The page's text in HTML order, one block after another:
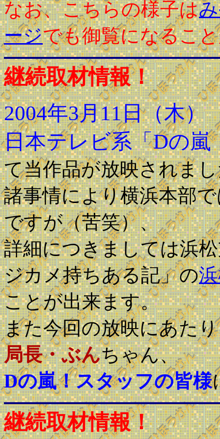
なお、こちらの様子は
ージでも御覧になるこ
継続取材情報！
2004年3月11日（木）
日本テレビ系「Dの嵐
て当作品が放映されま
諸事情により横浜本部
ですが（苦笑）、
詳細につきましては浜
ジカメ持ちある記」の
ことが出来ます。
また今回の放映にあた
局長・ぶんちゃん、
Dの嵐！スタッフの皆様
継続取材情報！